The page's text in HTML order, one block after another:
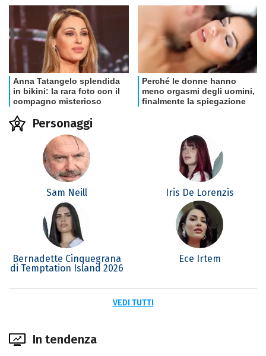
Personaggi
Sam Neill Iris De Lorenzis
Bernadette Cinquegrana
di Temptation Island 2026
Ece Irtem
VEDI TUTTI
In tendenza